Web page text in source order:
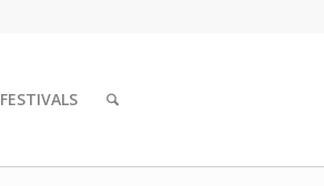
FESTIVALS